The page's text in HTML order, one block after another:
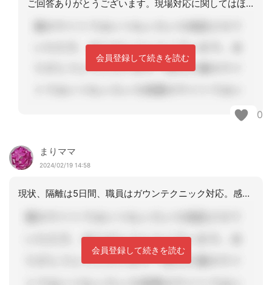
ご回答ありがとうございます。現場対応に関してはほぼ同様の意見です。細かい部分につ
会員登録して続きを読む
0
まりママ
2024/02/19 14:58
現状、隔離は5日間、職員はガウンテクニック対応。感染者以外の利用者も居室対応で午
会員登録して続きを読む